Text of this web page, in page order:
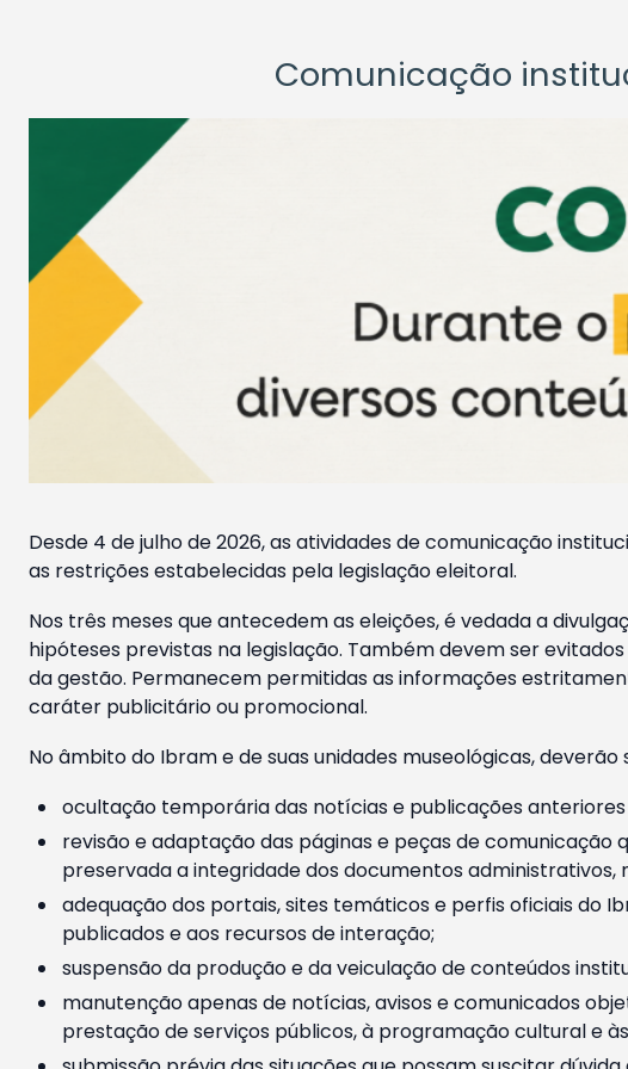
Comunicação
Desde 4 de julho de 2026, as atividades de comunicação
as restrições estabelecidas pela legislação eleitoral.
Nos três meses que antecedem as eleições, é vedada a
hipóteses previstas na legislação. Também devem ser
da gestão. Permanecem permitidas as informações
caráter publicitário ou promocional.
No âmbito do Ibram e de suas unidades museológicas,
ocultação temporária das notícias e publicações
revisão e adaptação das páginas e peças de
preservada a integridade dos documentos administrativos,
adequação dos portais, sites temáticos e perfis oficiais do
publicados e aos recursos de interação;
suspensão da produção e da veiculação de conteúdos
manutenção apenas de notícias, avisos e comunicados
prestação de serviços públicos, à programação cultural e